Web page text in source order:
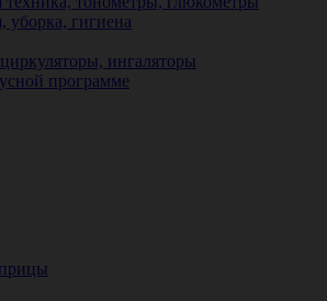
уборка, гигиена
ингаляторы
программе